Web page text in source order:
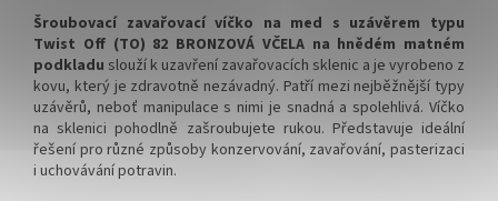
✅ Víčka skladem a ihned k
odeslání!
Kupte karton víček a máte
na něj dopravu ZDARMA!
✅ Víčka skladem a ihned k
odeslání!
Kupte karton víček a máte
na něj dopravu ZDARMA!
Šroubovací zavařovací víčko na med s uzávěrem typu
Twist Off (TO) 82 BRONZOVÁ VČELA na hnědém matném
podkladu slouží k uzavření zavařovacích sklenic a je vyrobeno z
kovu, který je zdravotně nezávadný. Patří mezi nejběžnější typy
uzávěrů, neboť manipulace s nimi je snadná a spolehlivá. Víčko
na sklenici pohodlně zašroubujete rukou. Představuje ideální
řešení pro různé způsoby konzervování, zavařování, pasterizaci
i uchovávání potravin.